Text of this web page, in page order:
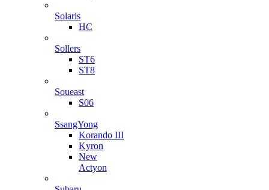
Solaris
HC
Sollers
ST6
ST8
Soueast
S06
SsangYong
Korando III
Kyron
New
Actyon